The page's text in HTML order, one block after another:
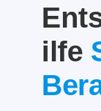
ilfe